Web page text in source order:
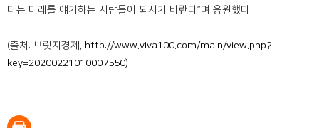
다는 미래를 얘기하는 사람들이 되시기 바란다”며 응원했다.
(출처: 브릿지경제, http://www.viva100.com/main/view.php?
key=20200221010007550)